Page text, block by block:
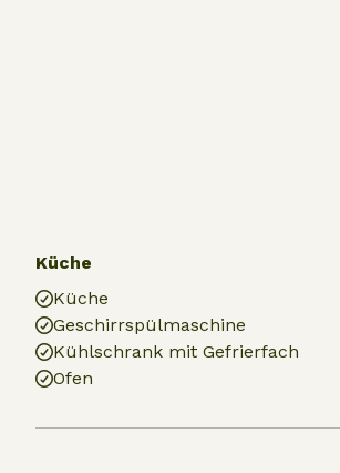
Küche
Küche
Geschirrspülmaschine
Kühlschrank mit Gefrierfach
Ofen